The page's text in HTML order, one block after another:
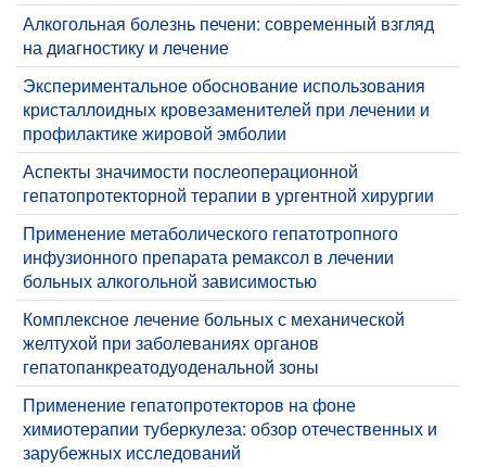
Алкогольная болезнь печени: современный взгляд
на диагностику и лечение
Экспериментальное обоснование использования
кристаллоидных кровезаменителей при лечении и
профилактике жировой эмболии
​Аспекты значимости послеоперационной
гепатопротекторной терапии в ургентной хирургии
Применение метаболического гепатотропного
инфузионного препарата ремаксол в лечении
больных алкогольной зависимостью
Комплексное лечение больных с механической
желтухой при заболеваниях органов
гепатопанкреатодуоденальной зоны
Применение гепатопротекторов на фоне
химиотерапии туберкулеза: обзор отечественных и
зарубежных исследований